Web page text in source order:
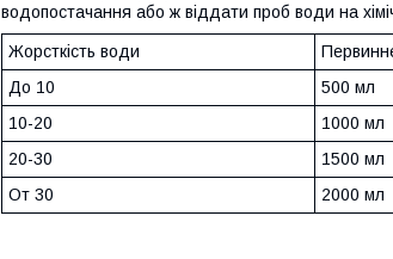
водопостачання або ж віддати проб води на
Жорсткість води
До 10
500 мл
10-20
1000 мл
20-30
1500 мл
От 30
2000 мл